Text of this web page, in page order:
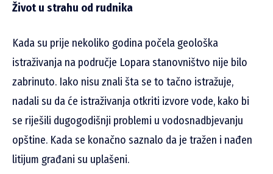
Život u strahu od rudnika
Kada su prije nekoliko godina počela geološka
istraživanja na područje Lopara stanovništvo nije bilo
zabrinuto. Iako nisu znali šta se to tačno istražuje,
nadali su da će istraživanja otkriti izvore vode, kako bi
se riješili dugogodišnji problemi u vodosnadbjevanju
opštine. Kada se konačno saznalo da je tražen i nađen
litijum građani su uplašeni.